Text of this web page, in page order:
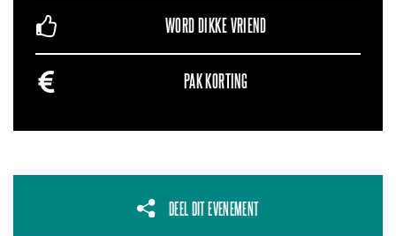
WORD DIKKE VRIEND
PAK KORTING
DEEL DIT EVENEMENT